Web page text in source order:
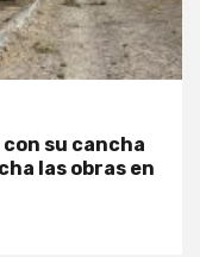
su cancha
las obras en